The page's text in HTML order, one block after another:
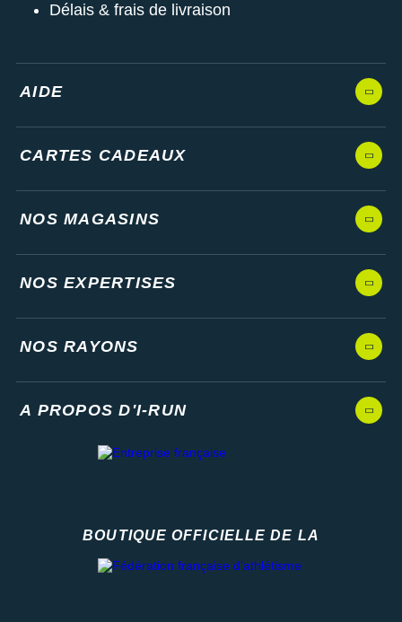
Délais & frais de livraison
AIDE
CARTES CADEAUX
NOS MAGASINS
NOS EXPERTISES
NOS RAYONS
A PROPOS D'I-RUN
BOUTIQUE OFFICIELLE DE LA